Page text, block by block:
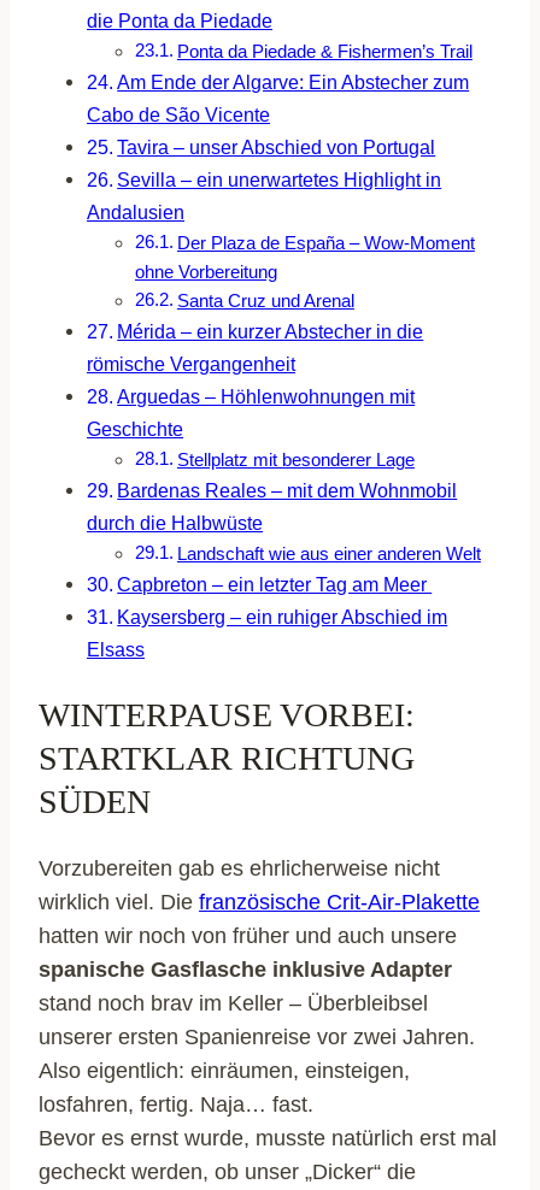
die Ponta da Piedade
Ponta da Piedade & Fishermen’s Trail
Am Ende der Algarve: Ein Abstecher zum
Cabo de São Vicente
Tavira – unser Abschied von Portugal
Sevilla – ein unerwartetes Highlight in
Andalusien
Der Plaza de España – Wow-Moment
ohne Vorbereitung
Santa Cruz und Arenal
Mérida – ein kurzer Abstecher in die
römische Vergangenheit
Arguedas – Höhlenwohnungen mit
Geschichte
Stellplatz mit besonderer Lage
Bardenas Reales – mit dem Wohnmobil
durch die Halbwüste
Landschaft wie aus einer anderen Welt
Capbreton – ein letzter Tag am Meer
Kaysersberg – ein ruhiger Abschied im
Elsass
WINTERPAUSE VORBEI:
STARTKLAR RICHTUNG
SÜDEN
Vorzubereiten gab es ehrlicherweise nicht
wirklich viel. Die französische Crit-Air-Plakette
hatten wir noch von früher und auch unsere
spanische Gasflasche inklusive Adapter
stand noch brav im Keller – Überbleibsel
unserer ersten Spanienreise vor zwei Jahren.
Also eigentlich: einräumen, einsteigen,
losfahren, fertig. Naja… fast.
Bevor es ernst wurde, musste natürlich erst mal
gecheckt werden, ob unser „Dicker“ die